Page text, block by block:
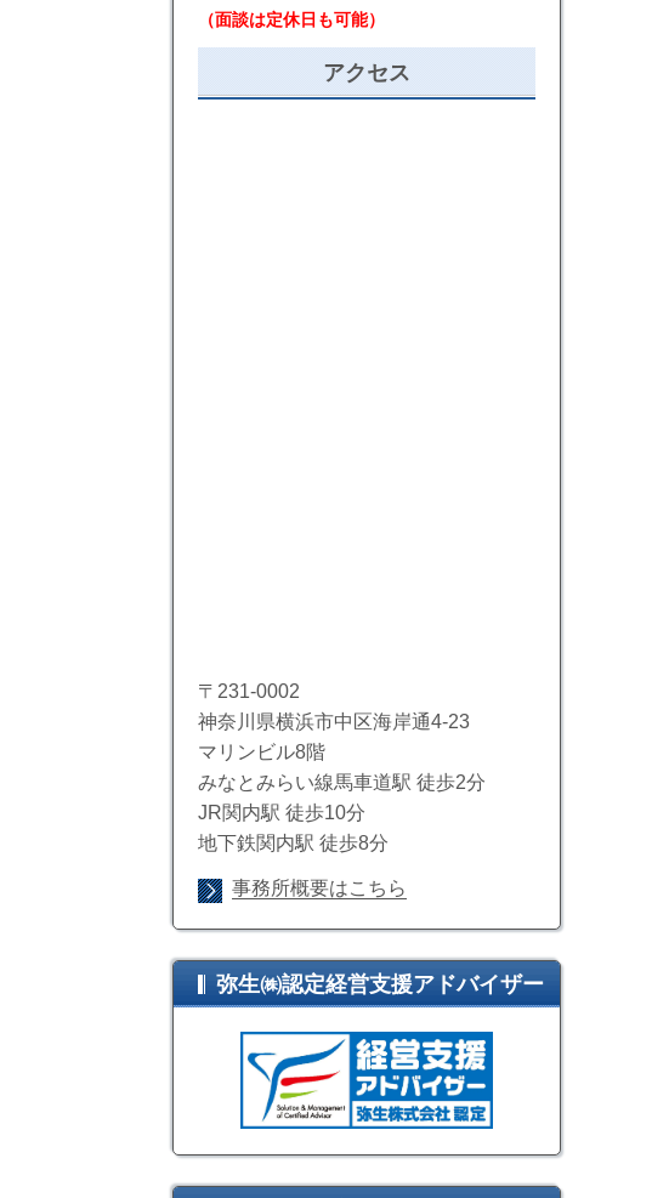
（面談は定休日も可能）
アクセス
〒231-0002
神奈川県横浜市中区海岸通4-23
マリンビル8階
みなとみらい線馬車道駅 徒歩2分
JR関内駅 徒歩10分
地下鉄関内駅 徒歩8分
事務所概要はこちら
弥生㈱認定経営支援アドバイザー